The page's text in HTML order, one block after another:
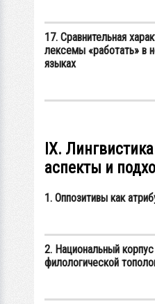
17. Сравнительная
лексемы «работать» в
языках
IX.
аспекты и
1. Оппозитивы как
2. Национальный
филологической